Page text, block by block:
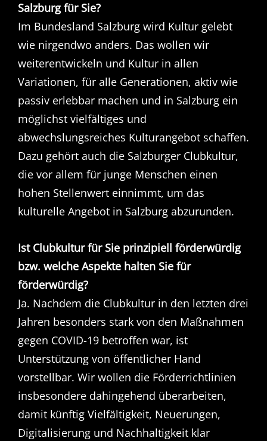
Salzburg für Sie?
Im Bundesland Salzburg wird Kultur gelebt
wie nirgendwo anders. Das wollen wir
weiterentwickeln und Kultur in allen
Variationen, für alle Generationen, aktiv wie
passiv erlebbar machen und in Salzburg ein
möglichst vielfältiges und
abwechslungsreiches Kulturangebot schaffen.
Dazu gehört auch die Salzburger Clubkultur,
die vor allem für junge Menschen einen
hohen Stellenwert einnimmt, um das
kulturelle Angebot in Salzburg abzurunden.
Ist Clubkultur für Sie prinzipiell förderwürdig
bzw. welche Aspekte halten Sie für
förderwürdig?
Ja. Nachdem die Clubkultur in den letzten drei
Jahren besonders stark von den Maßnahmen
gegen COVID-19 betroffen war, ist
Unterstützung von öffentlicher Hand
vorstellbar. Wir wollen die Förderrichtlinien
insbesondere dahingehend überarbeiten,
damit künftig Vielfältigkeit, Neuerungen,
Digitalisierung und Nachhaltigkeit klar